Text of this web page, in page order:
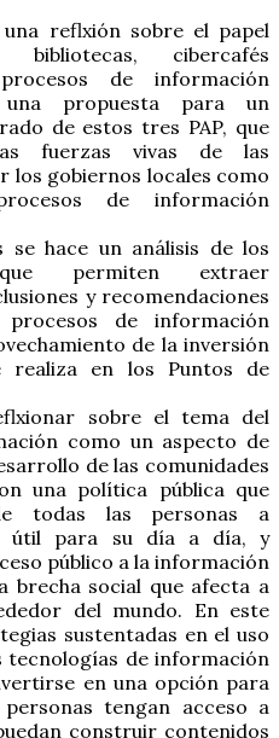
reflxión sobre el papel
cibercafés
de información
propuesta para un
de estos tres PAP, que
fuerzas vivas de las
los gobiernos locales como
de información
hace un análisis de los
permiten extraer
y recomendaciones
de información
de la inversión
realiza en los Puntos de
sobre el tema del
como un aspecto de
de las comunidades
una política pública que
todas las personas a
útil para su día a día, y
público a la información
brecha social que afecta a
del mundo. En este
sustentadas en el uso
tecnologías de información
en una opción para
tengan acceso a
construir contenidos